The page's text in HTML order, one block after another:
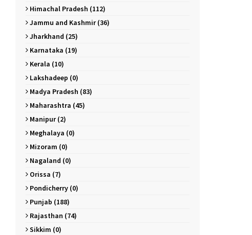
Himachal Pradesh (112)
Jammu and Kashmir (36)
Jharkhand (25)
Karnataka (19)
Kerala (10)
Lakshadeep (0)
Madya Pradesh (83)
Maharashtra (45)
Manipur (2)
Meghalaya (0)
Mizoram (0)
Nagaland (0)
Orissa (7)
Pondicherry (0)
Punjab (188)
Rajasthan (74)
Sikkim (0)